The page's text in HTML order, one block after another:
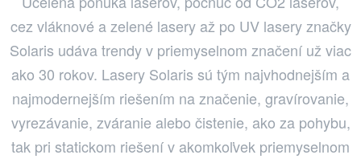
cez vláknové a zelené lasery až po UV lasery značky
Solaris udáva trendy v priemyselnom značení už viac
ako 30 rokov. Lasery Solaris sú tým najvhodnejším a
najmodernejším riešením na značenie, gravírovanie,
vyrezávanie, zváranie alebo čistenie, ako za pohybu,
tak pri statickom riešení v akomkoľvek priemyselnom